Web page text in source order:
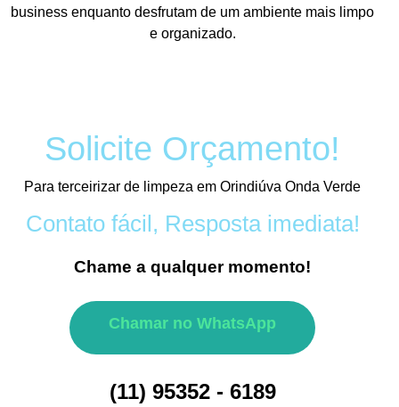
business enquanto desfrutam de um ambiente mais limpo
e organizado.
Solicite Orçamento!
Para terceirizar de limpeza em Orindiúva Onda Verde
Contato fácil, Resposta imediata!
Chame a qualquer momento!
Chamar no WhatsApp
(11) 95352 - 6189